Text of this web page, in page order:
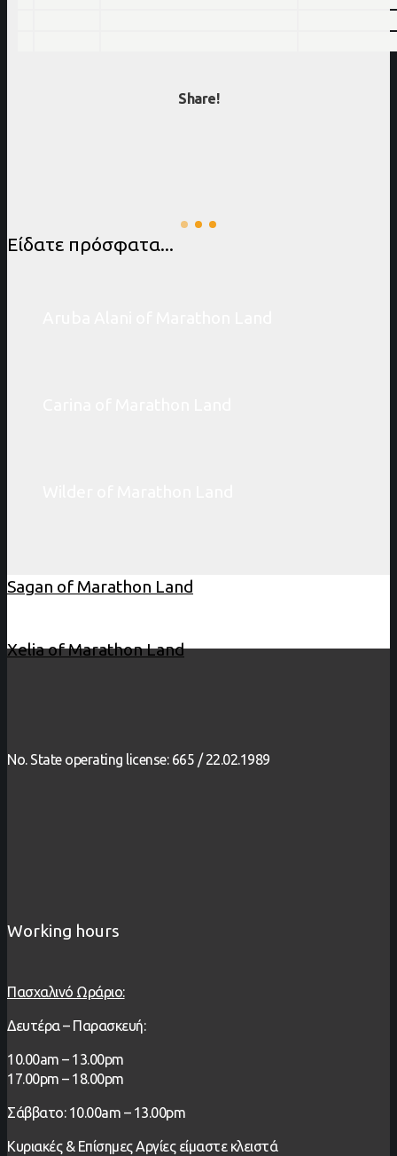
Share!
Είδατε πρόσφατα...
Sagan of Marathon Land
Xelia of Marathon Land
No. State operating license: 665 / 22.02.1989
Working hours
Πασχαλινό Ωράριο:
Δευτέρα – Παρασκευή:
1 0.00am – 13.00pm
17.00pm – 18.00pm
Σάββατο: 10.00am – 13.00pm
Κυριακές & Επίσημες Αργίες είμαστε κλειστά